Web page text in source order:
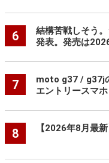
6
結構苦戦しそう
発表。発売は
7
moto g37 / g37j
エントリースマ
8 【2026年8月最